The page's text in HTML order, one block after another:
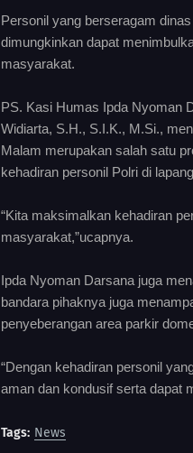
Personil yang berseragam
dimungkinkan dapat
masyarakat.
PS. Kasi Humas Ipda Nyoman
Widiarta, S.H., S.I.K., M.Si.,
Malam merupakan salah satu
kehadiran personil Polri di
“Kita maksimalkan kehadiran
masyarakat,”ucapnya.
Ipda Nyoman Darsana juga
bandara pihaknya juga
penyeberangan area parkir
“Dengan kehadiran personil
aman dan kondusif serta dapat
Tags: News